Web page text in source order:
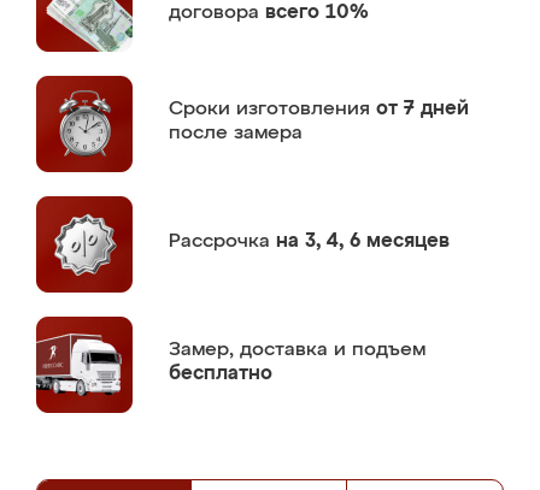
договора всего 10%
Сроки изготовления от 7 дней
после замера
Рассрочка на 3, 4, 6 месяцев
Замер, доставка и подъем
бесплатно